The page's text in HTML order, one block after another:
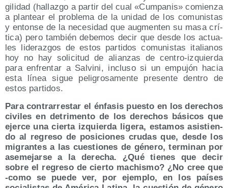
gi­li­dad (hallaz­go a par­tir del cual «Cum­pa­nis» comien­za
a plan­tear el pro­ble­ma de la uni­dad de los comu­nis­tas
y enton­se de la nece­si­dad que aug­men­ten su masa crí­
ti­ca) pero tam­bién debe­mos decir que des­de los actua­
les lide­raz­gos de estos par­ti­dos comu­nis­tas ita­lia­nos
hoy no hay soli­ci­tud de alian­zas de cen­tro-izquier­da
para enfren­tar a Sal­vi­ni, inclu­so si un empu­jón hacia
esta línea sigue peli­gro­sa­men­te pre­sen­te den­tro de
estos partidos.
Para con­tra­rres­tar el énfa­sis pues­to en los dere­chos
civi­les en detri­men­to de los dere­chos bási­cos que
ejer­ce una cier­ta izquier­da lige­ra, esta­mos asis­tien­
do al regre­so de posi­cio­nes cru­das que, des­de los
migran­tes a las cues­tio­nes de géne­ro, ter­mi­nan por
ase­me­jar­se a la dere­cha. ¿Qué tie­nes que decir
sobre el regre­so de cier­to machis­mo? ¿No cree que
‑como se pue­de ver, por ejem­plo, en los paí­ses